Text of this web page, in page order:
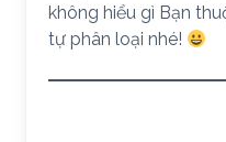
không hiểu gì Bạn
tự phân loại nhé!